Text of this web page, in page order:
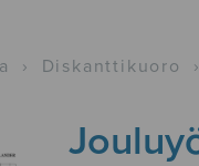
› Diskanttikuoro ›